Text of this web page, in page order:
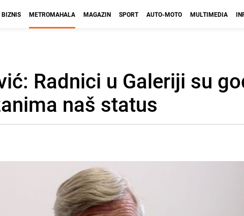
BIZNIS METROMAHALA MAGAZIN SPORT AUTO-MOTO MULTIMEDIA
Radnici u Galeriji su
naš status